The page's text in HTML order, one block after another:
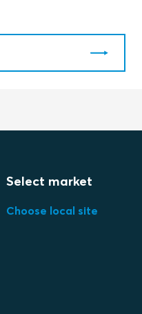
Select market
Choose local site